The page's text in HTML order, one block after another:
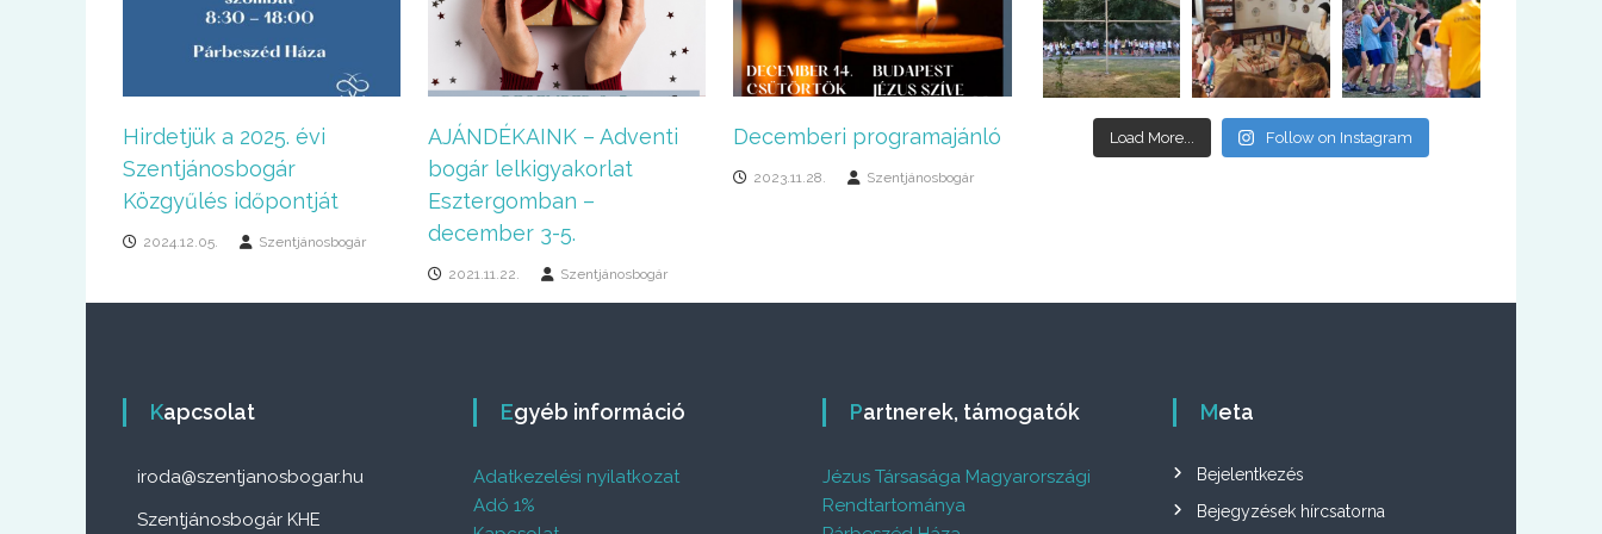
Hirdetjük a 2025. évi
Szentjánosbogár
Közgyűlés időpontját
2024.12.05. Szentjánosbogár
AJÁNDÉKAINK – Adventi
bogár lelkigyakorlat
Esztergomban –
december 3-5.
2021.11.22. Szentjánosbogár
Decemberi programajánló
2023.11.28. Szentjánosbogár
Load More... Follow on Instagram
Kapcsolat
iroda@szentjanosbogar.hu
Szentjánosbogár KHE
Egyéb információ
Adatkezelési nyilatkozat
Adó 1%
Partnerek, támogatók
Jézus Társasága Magyarországi
Rendtartománya
Meta
Bejelentkezés
Bejegyzések hírcsatorna